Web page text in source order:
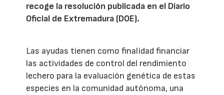
recoge la resolución publicada en el Diario
Oficial de Extremadura (DOE).
Las ayudas tienen como finalidad financiar
las actividades de control del rendimiento
lechero para la evaluación genética de estas
especies en la comunidad autónoma, una